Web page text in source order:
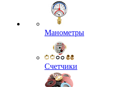
Манометры
Счетчики